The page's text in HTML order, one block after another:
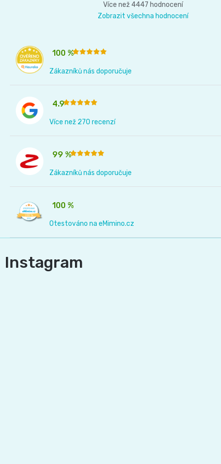
Více než 4447 hodnocení
Zobrazit všechna hodnocení
100 %
Zákazníků nás doporučuje
4.9
Více než 270 recenzí
99 %
Zákazníků nás doporučuje
100 %
Otestováno na eMimino.cz
Instagram